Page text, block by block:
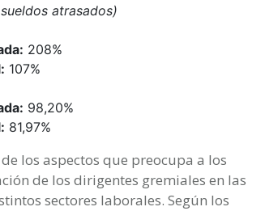
atrasados)
208%
107%
98,20%
81,97%
los aspectos que preocupa a los
de los dirigentes gremiales en las
sectores laborales. Según los